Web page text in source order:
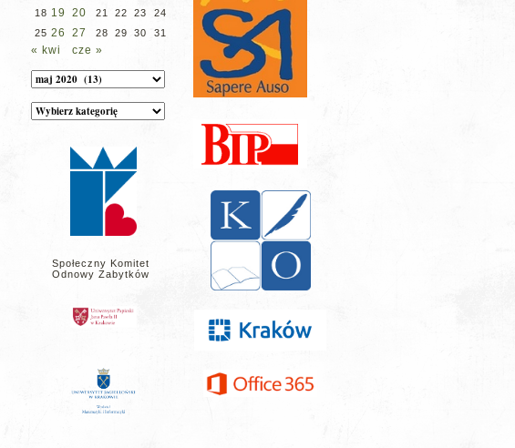
18 19 20 21 22 23
24
25 26 27 28 29 30 31
« kwi cze »
Archiwum
Kategorie
wpisów
Społeczny Komitet
Odnowy Zabytków